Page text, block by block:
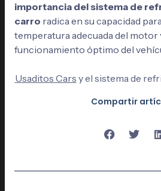
importancia del sistema de
carro radica en su capacidad
temperatura adecuada del motor
funcionamiento óptimo del
Usaditos Cars y el sistema de
Compartir